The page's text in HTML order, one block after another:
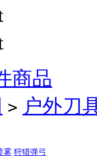
商品
> 户外刀
雾 狩猎弹弓